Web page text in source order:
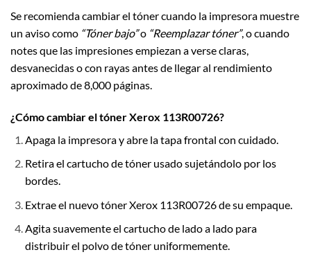
Se recomienda cambiar el tóner cuando la impresora muestre
un aviso como “Tóner bajo”o “Reemplazar tóner”, o cuando
notes que las impresiones empiezan a verse claras,
desvanecidas o con rayas antes de llegar al rendimiento
aproximado de 8,000 páginas.
¿Cómo cambiar el tóner Xerox 113R00726?
Apaga la impresora y abre la tapa frontal con cuidado.
Retira el cartucho de tóner usado sujetándolo por los
bordes.
Extrae el nuevo tóner Xerox 113R00726 de su empaque.
Agita suavemente el cartucho de lado a lado para
distribuir el polvo de tóner uniformemente.